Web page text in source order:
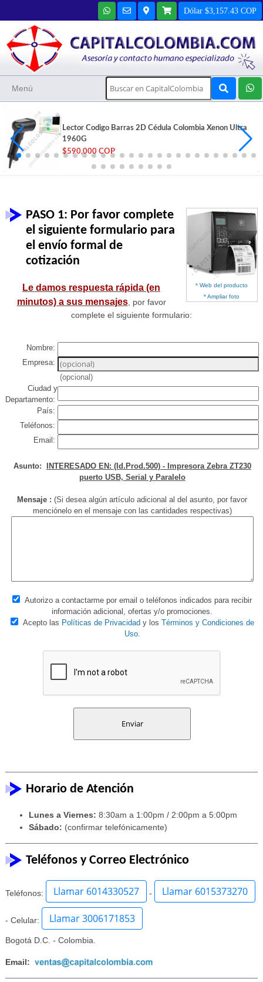
Dólar $3,157.43 COP
Menú
Lector Codigo Barras 2D Cédula Colombia Xenon Ultra
1960G
$590,000 COP
* Web del producto
* Ampliar foto
PASO 1: Por favor complete
el siguiente formulario para
el envío formal de
cotización
Le damos respuesta rápida (en
minutos) a sus mensajes, por favor
complete el siguiente formulario:
Nombre:
Empresa:
(opcional)
Ciudad y
Departamento:
País:
Teléfonos:
Email:
Asunto:
INTERESADO EN: (Id.Prod.500) - Impresora Zebra ZT230
puerto USB, Serial y Paralelo
Mensaje : (Si desea algún artículo adicional al del asunto, por favor
menciónelo en el mensaje con las cantidades respectivas)
Autorizo a contactarme por email o teléfonos indicados para recibir
información adicional, ofertas y/o promociones.
Acepto las Políticas de Privacidad y los Términos y Condiciones de
Uso.
Horario de Atención
Lunes a Viernes: 8:30am a 1:00pm / 2:00pm a 5:00pm
Sábado: (confirmar telefónicamente)
Teléfonos y Correo Electrónico
Teléfonos: Llamar 6014330527 - Llamar 6015373270
- Celular: Llamar 3006171853
Bogotá D.C. - Colombia.
Email: